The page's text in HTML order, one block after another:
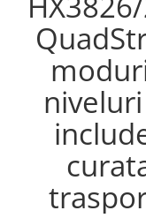
Maturi, mopuri si
Organizare si
Pistoale de lipit
Termometre bucatarie
Tigai si Seturi
Unelte si aparate de
Uscatoare Rufe
Veioze si Lampi